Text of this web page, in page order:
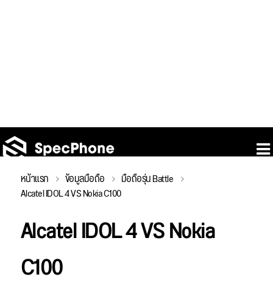
หน้าแรก ข้อมูลมือถือ มือถือรุ่น Battle
Alcatel IDOL 4 VS Nokia C100
Alcatel IDOL 4 VS Nokia
C100